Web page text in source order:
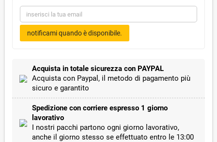
notificami quando è disponibile.
Acquista in totale sicurezza con PAYPAL
Acquista con Paypal, il metodo di pagamento più
sicuro e garantito
Spedizione con corriere espresso 1 giorno
lavorativo
I nostri pacchi partono ogni giorno lavorativo,
anche il giorno stesso se effettuato entro le 13:00